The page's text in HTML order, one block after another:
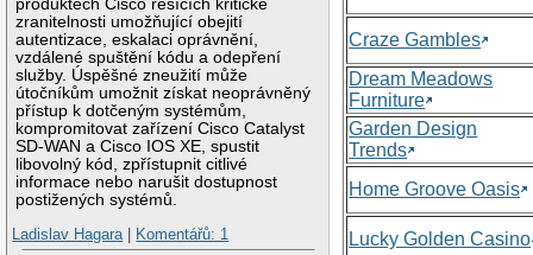
produktech Cisco řešících kritické
zranitelnosti umožňující obejití
autentizace, eskalaci oprávnění,
vzdálené spuštění kódu a odepření
služby. Úspěšné zneužití může
útočníkům umožnit získat neoprávněný
přístup k dotčeným systémům,
kompromitovat zařízení Cisco Catalyst
SD-WAN a Cisco IOS XE, spustit
libovolný kód, zpřístupnit citlivé
informace nebo narušit dostupnost
postižených systémů.
Ladislav Hagara| Komentářů: 1
Craze Gambles
Dream Meadows
Furniture
Garden Design
Trends
Home Groove Oasis
Lucky Golden Casino